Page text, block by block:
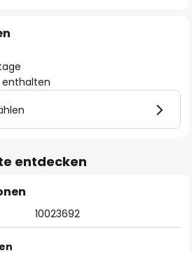
enthalten
entdecken
10023692